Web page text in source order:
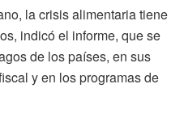
la crisis alimentaria tiene
indicó el informe, que se
de los países, en sus
y en los programas de